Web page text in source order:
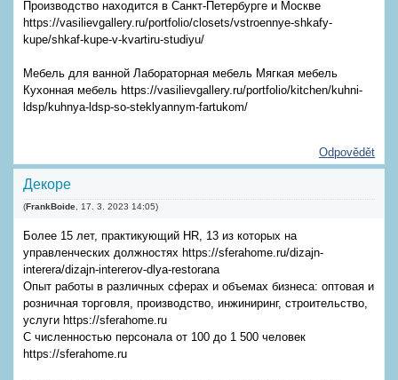
Производство находится в Санкт-Петербурге и Москве
https://vasilievgallery.ru/portfolio/closets/vstroennye-shkafy-
kupe/shkaf-kupe-v-kvartiru-studiyu/
Мебель для ванной Лабораторная мебель Мягкая мебель
Кухонная мебель https://vasilievgallery.ru/portfolio/kitchen/kuhni-
ldsp/kuhnya-ldsp-so-steklyannym-fartukom/
Odpovědět
Декоре
(FrankBoide 17. 3. 2023 14:05)
Более 15 лет, практикующий HR, 13 из которых на
управленческих должностях https://sferahome.ru/dizajn-
interera/dizajn-intererov-dlya-restorana
Опыт работы в различных сферах и объемах бизнеса: оптовая и
розничная торговля, производство, инжиниринг, строительство,
услуги https://sferahome.ru
С численностью персонала от 100 до 1 500 человек
https://sferahome.ru